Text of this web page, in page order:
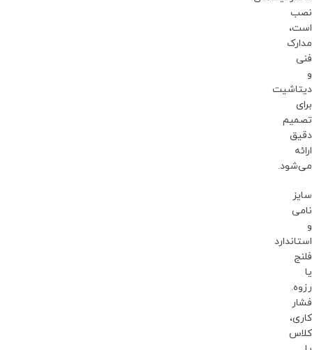
نصب
است،
مدارک
فنی
و
دیتاشیت
برای
تصمیم
دقیق
ارائه
می‌شود.
سایز
نامی
و
استاندارد
فلنج
یا
رزوه.
فشار
کاری،
کلاس